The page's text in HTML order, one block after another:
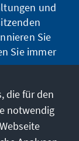
und
Sie
Sie immer
die für den
notwendig